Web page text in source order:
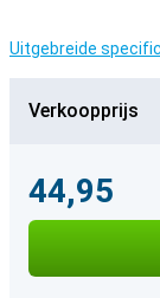
Uitgebreide
Verkoopprijs
44,95